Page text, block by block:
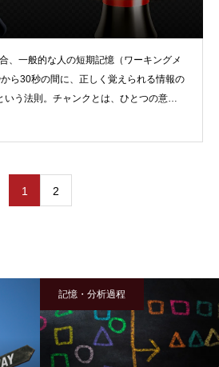
、一般的な人の短期記憶（ワーキングメ
ら30秒の間に、正しく覚えられる情報の
いう法則。チャンクとは、ひとつの意味
1 2
記憶・分析過程